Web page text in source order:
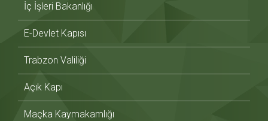
İç İşleri Bakanlığı
E-Devlet Kapısı
Trabzon Valiliği
Açık Kapı
Maçka Kaymakamlığı